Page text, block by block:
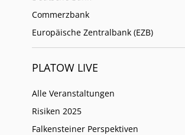
Commerzbank
Europäische Zentralbank (EZB)
PLATOW LIVE
Alle Veranstaltungen
Risiken 2025
Falkensteiner Perspektiven